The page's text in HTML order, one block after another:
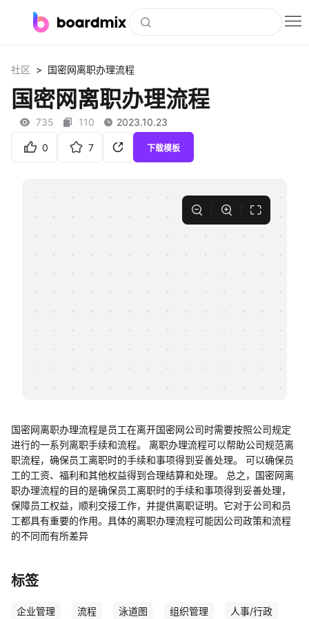
社区资源
下载
客户案例
支持
帮助中心
社区 > 国密网离职办理流程
国密网离职办理流程
735 110 2023.10.23
0 7 下载模板
国密网离职办理流程是员工在离开国密网公司时需要按照公司规定
进行的一系列离职手续和流程。 离职办理流程可以帮助公司规范离
职流程，确保员工离职时的手续和事项得到妥善处理。 可以确保员
工的工资、福利和其他权益得到合理结算和处理。 总之，国密网离
职办理流程的目的是确保员工离职时的手续和事项得到妥善处理，
保障员工权益，顺利交接工作，并提供离职证明。它对于公司和员
工都具有重要的作用。具体的离职办理流程可能因公司政策和流程
的不同而有所差异
标签
企业管理 流程 泳道图 组织管理 人事/行政